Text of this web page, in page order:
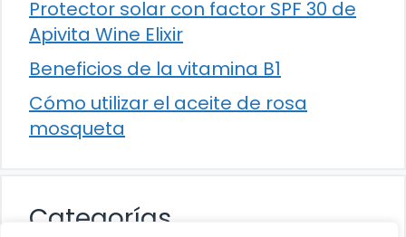
Protector solar con factor SPF 30 de
Apivita Wine Elixir
Beneficios de la vitamina B1
Cómo utilizar el aceite de rosa
mosqueta
Categorías